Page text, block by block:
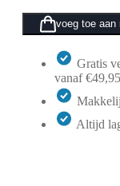
voeg toe aan
Gratis
vanaf
Altijd